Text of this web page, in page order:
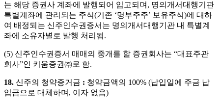
는 해당 증권사 계좌에 발행되어 입고되며 , 명의개서대행기관
특별계좌에 관리되는 주식(기존 ‘명부주주’ 보유주식)에 대하
여 배정되는 신주인수권증서는 명의개서대행기관 내 특별계
좌에 소유자별로 발행 처리됨.
(5) 신주인수권증서 매매의 중개를 할 증권회사는 “대표주관
회사”인 키움증권㈜로 함.
18. 신주의 청약증거금 : 청약금액의 100% (납입일에 주금 납
입금으로 대체하며 , 이자 없음)